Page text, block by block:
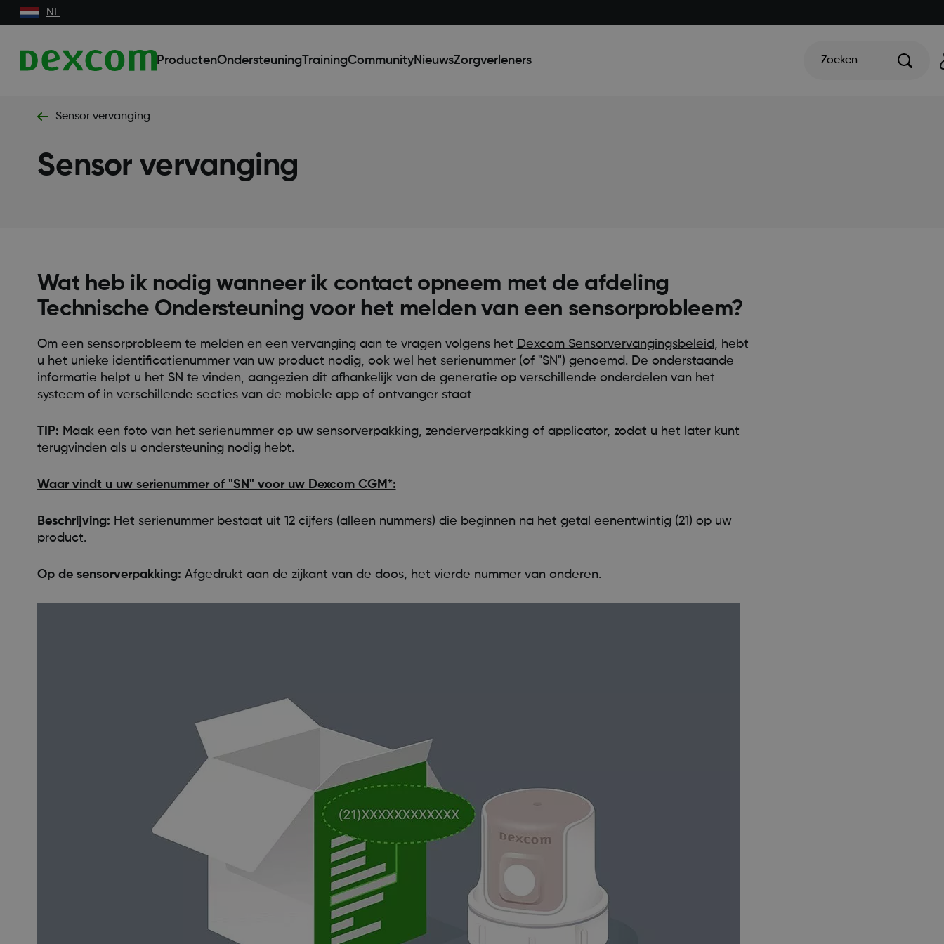
NL
ProductenOndersteuningTrainingCommunityNieuwsZorgverleners Zoeken
Sensor vervanging
Sensor vervanging
Wat heb ik nodig wanneer ik contact opneem met de afdeling
Technische Ondersteuning voor het melden van een sensorprobleem?
Om een sensorprobleem te melden en een vervanging aan te vragen volgens het Dexcom Sensorvervangingsbeleid, hebt
u het unieke identificatienummer van uw product nodig, ook wel het serienummer (of "SN") genoemd. De onderstaande
informatie helpt u het SN te vinden, aangezien dit afhankelijk van de generatie op verschillende onderdelen van het
systeem of in verschillende secties van de mobiele app of ontvanger staat
TIP: Maak een foto van het serienummer op uw sensorverpakking, zenderverpakking of applicator, zodat u het later kunt
terugvinden als u ondersteuning nodig hebt.
Waar vindt u uw serienummer of "SN" voor uw Dexcom CGM*:
Beschrijving: Het serienummer bestaat uit 12 cijfers (alleen nummers) die beginnen na het getal eenentwintig (21) op uw
product.
Op de sensorverpakking: Afgedrukt aan de zijkant van de doos, het vierde nummer van onderen.